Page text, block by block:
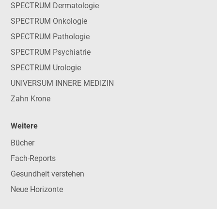
SPECTRUM Dermatologie
SPECTRUM Onkologie
SPECTRUM Pathologie
SPECTRUM Psychiatrie
SPECTRUM Urologie
UNIVERSUM INNERE MEDIZIN
Zahn Krone
Weitere
Bücher
Fach-Reports
Gesundheit verstehen
Neue Horizonte